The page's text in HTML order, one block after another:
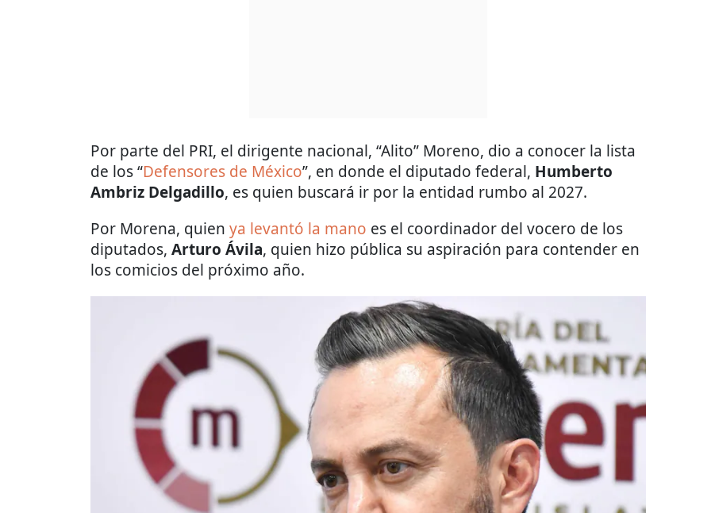
Por parte del PRI, el dirigente nacional, “Alito” Moreno, dio a conocer la lista
de los “Defensores de México”, en donde el diputado federal, Humberto
Ambriz Delgadillo, es quien buscará ir por la entidad rumbo al 2027.
Por Morena, quien ya levantó la mano es el coordinador del vocero de los
diputados, Arturo Ávila, quien hizo pública su aspiración para contender en
los comicios del próximo año.